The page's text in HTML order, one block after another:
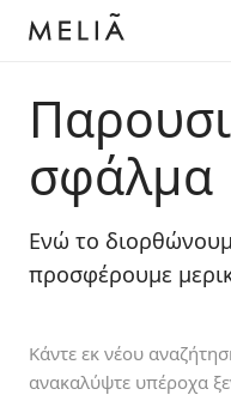
σφάλμα
Ενώ το
προσφέρουμε
Κάντε εκ νέου
ανακαλύψτε υπέροχα